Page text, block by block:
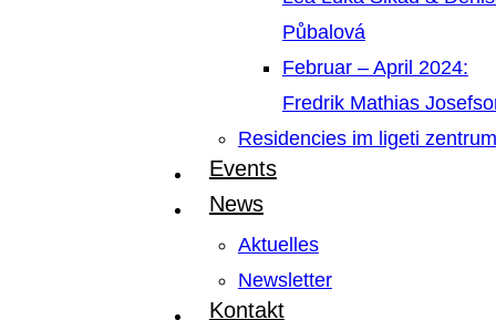
Půbalová
Februar – April 2024:
Fredrik Mathias
Residencies im ligeti zentrum
Events
News
Aktuelles
Newsletter
Kontakt